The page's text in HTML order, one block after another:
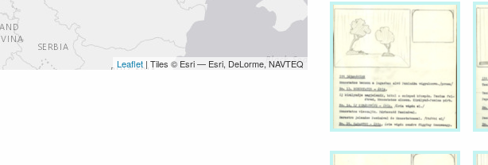
Leaflet| Tiles © Esri — Esri, DeLorme, NAVTEQ